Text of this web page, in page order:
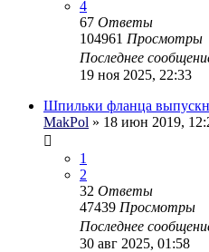
4
67 Ответы
104961 Просмотры
Последнее
19 ноя 2025, 22:33
Шпильки фланца
MakPol » 18 июн 2019,
1
2
32 Ответы
47439 Просмотры
Последнее
30 авг 2025, 01:58